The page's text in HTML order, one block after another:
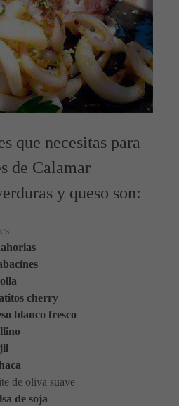
que necesitas para
de Calamar
y queso son:
cherry
blanco fresco
de oliva suave
de soja